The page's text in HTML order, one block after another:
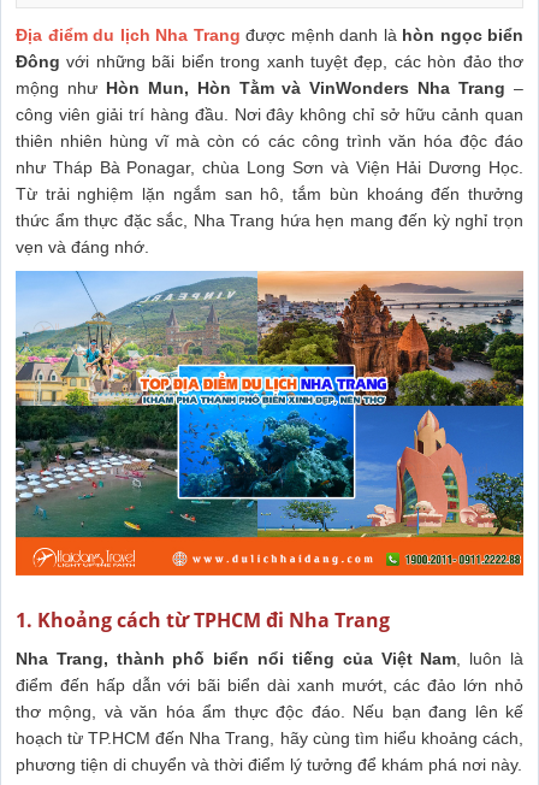
Địa điểm du lịch Nha Trang được mệnh danh là hòn ngọc biển
Đông với những bãi biển trong xanh tuyệt đẹp, các hòn đảo thơ
mộng như Hòn Mun, Hòn Tằm và VinWonders Nha Trang –
công viên giải trí hàng đầu. Nơi đây không chỉ sở hữu cảnh quan
thiên nhiên hùng vĩ mà còn có các công trình văn hóa độc đáo
như Tháp Bà Ponagar, chùa Long Sơn và Viện Hải Dương Học.
Từ trải nghiệm lặn ngắm san hô, tắm bùn khoáng đến thưởng
thức ẩm thực đặc sắc, Nha Trang hứa hẹn mang đến kỳ nghỉ trọn
vẹn và đáng nhớ.
1. Khoảng cách từ TPHCM đi Nha Trang
Nha Trang, thành phố biển nổi tiếng của Việt Nam , luôn là
điểm đến hấp dẫn với bãi biển dài xanh mướt, các đảo lớn nhỏ
thơ mộng, và văn hóa ẩm thực độc đáo. Nếu bạn đang lên kế
hoạch từ TP.HCM đến Nha Trang, hãy cùng tìm hiểu khoảng cách,
phương tiện di chuyển và thời điểm lý tưởng để khám phá nơi này.